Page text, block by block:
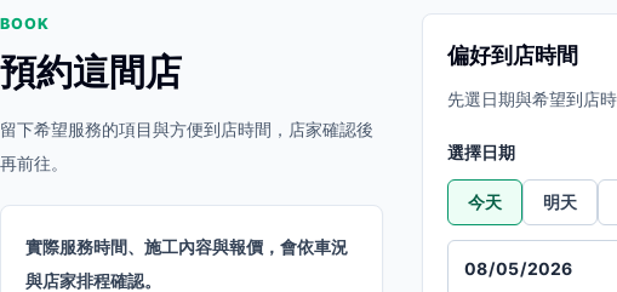
BOOK
預約這間店
留下希望服務的項目與方便到店時間，店家確認後
再前往。
實際服務時間、施工內容與報價，會依車況
與店家排程確認。
偏好到店時間
先選日期與希望到店
選擇日期
今天 明天